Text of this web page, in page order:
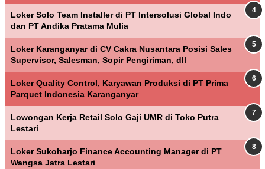
Loker Solo Team Installer di PT Intersolusi Global Indo
dan PT Andika Pratama Mulia
Loker Karanganyar di CV Cakra Nusantara Posisi Sales
Supervisor, Salesman, Sopir Pengiriman, dll
Loker Quality Control, Karyawan Produksi di PT Prima
Parquet Indonesia Karanganyar
Lowongan Kerja Retail Solo Gaji UMR di Toko Putra
Lestari
Loker Sukoharjo Finance Accounting Manager di PT
Wangsa Jatra Lestari